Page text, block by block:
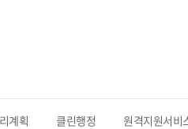
계획 클린행정 원격지원서비